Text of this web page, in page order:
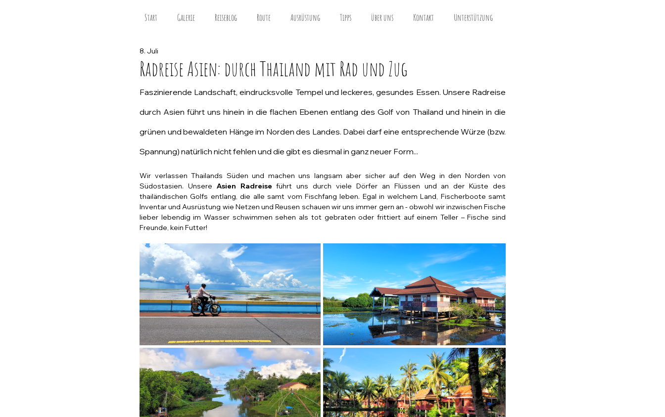
Start Galerie Reiseblog Route Ausrüstung Tipps über uns Kontakt Unterstützung
Radreise Asien: durch Thailand mit Rad und Zug
8. Juli
Faszinierende Landschaft, eindrucksvolle Tempel und leckeres, gesundes Essen. Unsere Radreise
durch Asien führt uns hinein in die flachen Ebenen entlang des Golf von Thailand und hinein in die
grünen und bewaldeten Hänge im Norden des Landes. Dabei darf eine entsprechende Würze (bzw.
Spannung) natürlich nicht fehlen und die gibt es diesmal in ganz neuer Form...
Wir verlassen Thailands Süden und machen uns langsam aber sicher auf den Weg in den Norden von
Südostasien. Unsere Asien Radreise führt uns durch viele Dörfer an Flüssen und an der Küste des
thailändischen Golfs entlang, die alle samt vom Fischfang leben. Egal in welchem Land, Fischerboote samt
Inventar und Ausrüstung wie Netzen und Reusen schauen wir uns immer gern an - obwohl wir inzwischen Fische
lieber lebendig im Wasser schwimmen sehen als tot gebraten oder frittiert auf einem Teller – Fische sind
Freunde, kein Futter!